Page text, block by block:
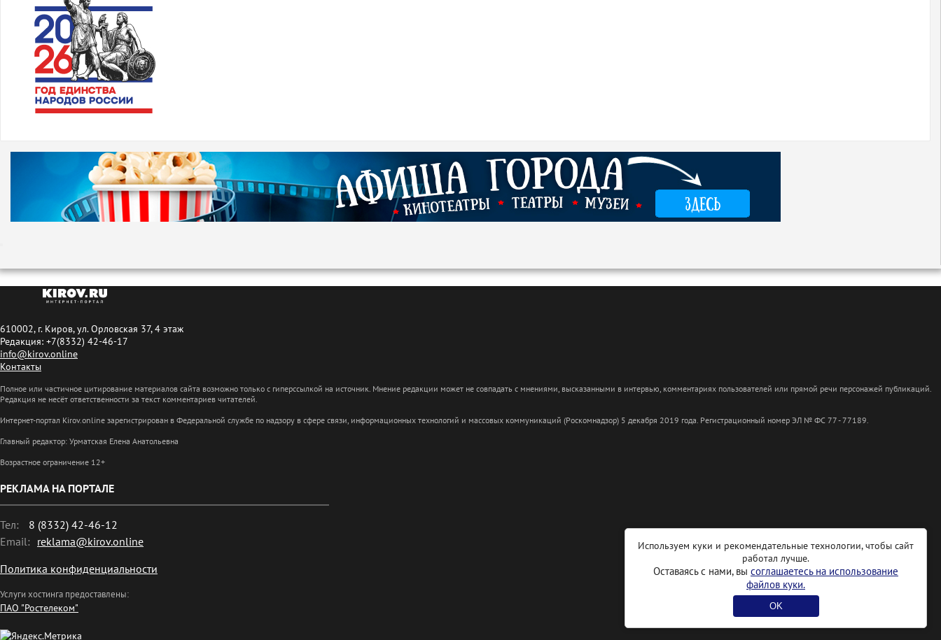
610002, г. Киров, ул. Орловская 37, 4 этаж
Редакция: +7(8332) 42-46-17
info@kirov.online
Контакты
Полное или частичное цитирование материалов сайта возможно только с гиперссылкой на источник. Мнение редакции может не совпадать с мнениями, высказанными в интервью, комментариях пользователей или прямой речи персонажей публикаций.
Редакция не несёт ответственности за текст комментариев читателей.
Интернет-портал Kirov.online зарегистрирован в Федеральной службе по надзору в сфере связи, информационных технологий и массовых коммуникаций (Роскомнадзор) 5 декабря 2019 года. Регистрационный номер ЭЛ № ФС 77 - 77189.
Главный редактор: Урматская Елена Анатольевна
Возрастное ограничение 12+
РЕКЛАМА НА ПОРТАЛЕ
Тел:
8 (8332) 42-46-12
Email: reklama@kirov.online
Политика конфиденциальности
Услуги хостинга предоставлены:
ПАО "Ростелеком"
Используем куки и рекомендательные технологии, чтобы сайт
работал лучше.
Оставаясь с нами, вы соглашаетесь на использование
файлов куки.
OK